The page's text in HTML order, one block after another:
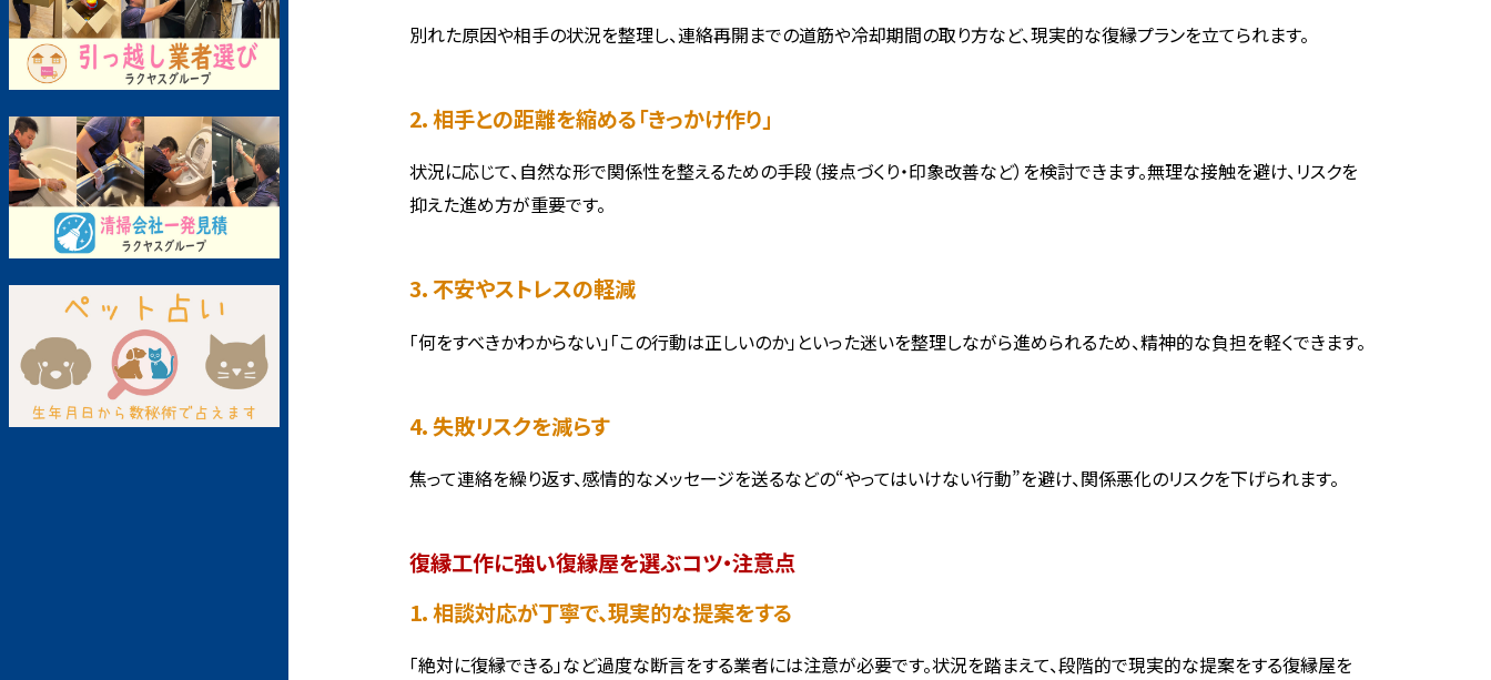
別れた原因や相手の状況を整理し、連絡再開までの道筋や冷却期間の取り方など、現実的な復縁プランを立てられます。
2. 相手との距離を縮める「きっかけ作り」
状況に応じて、自然な形で関係性を整えるための手段（接点づくり・印象改善など）を検討できます。無理な接触を避け、リスクを
抑えた進め方が重要です。
3. 不安やストレスの軽減
「何をすべきかわからない」「この行動は正しいのか」といった迷いを整理しながら進められるため、精神的な負担を軽くできます。
4. 失敗リスクを減らす
焦って連絡を繰り返す、感情的なメッセージを送るなどの“やってはいけない行動”を避け、関係悪化のリスクを下げられます。
復縁工作に強い復縁屋を選ぶコツ・注意点
1. 相談対応が丁寧で、現実的な提案をする
「絶対に復縁できる」など過度な断言をする業者には注意が必要です。状況を踏まえて、段階的で現実的な提案をする復縁屋を